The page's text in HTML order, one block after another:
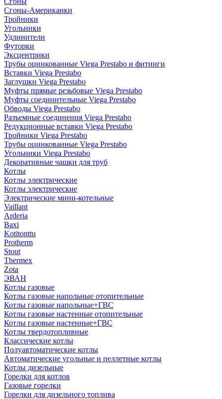
Сгоны-Американки
Тройники
Угольники
Удлинители
Футорки
Эксцентрики
Трубы оцинкованные Viega Prestabo и фитинги
Вставки Viega Prestabo
Заглушки Viega Prestabo
Муфты прямые резьбовые Viega Prestabo
Муфты соединительные Viega Prestabo
Обводы Viega Prestabo
Разъемные соединения Viega Prestabo
Редукционные вставки Viega Prestabo
Тройники Viega Prestabo
Трубы оцинкованные Viega Prestabo
Угольники Viega Prestabo
Декоративные чашки для труб
Котлы
Котлы электрические
Котлы электрические
Электрические мини-котельные
Vaillant
Arderia
Baxi
Kotitonttu
Protherm
Stout
Thermex
Zota
ЭВАН
Котлы газовые
Котлы газовые напольные отопительные
Котлы газовые напольные+ГВС
Котлы газовые настенные отопительные
Котлы газовые настенные+ГВС
Котлы твердотопливные
Классические котлы
Полуавтоматические котлы
Автоматические угольные и пеллетные котлы
Котлы дизельные
Горелки для котлов
Газовые горелки
Горелки для дизельного топлива